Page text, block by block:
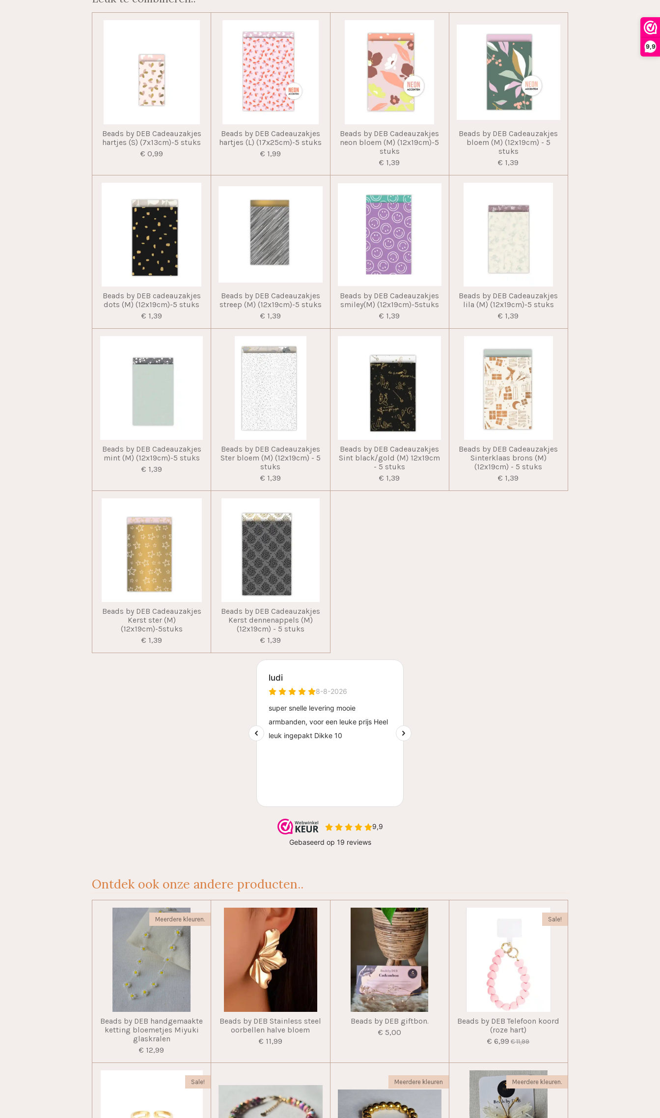
9,9
Beads by DEB Cadeauzakjes
hartjes (S) (7x13cm)-5 stuks
€ 0,99
Beads by DEB Cadeauzakjes
hartjes (L) (17x25cm)-5 stuks
€ 1,99
Beads by DEB Cadeauzakjes
neon bloem (M) (12x19cm)-5
stuks
€ 1,39
Beads by DEB Cadeauzakjes
bloem (M) (12x19cm) - 5
stuks
€ 1,39
Beads by DEB cadeauzakjes
dots (M) (12x19cm)-5 stuks
€ 1,39
Beads by DEB Cadeauzakjes
streep (M) (12x19cm)-5 stuks
€ 1,39
Beads by DEB Cadeauzakjes
smiley(M) (12x19cm)-5stuks
€ 1,39
Beads by DEB Cadeauzakjes
lila (M) (12x19cm)-5 stuks
€ 1,39
Beads by DEB Cadeauzakjes
mint (M) (12x19cm)-5 stuks
€ 1,39
Beads by DEB Cadeauzakjes
Ster bloem (M) (12x19cm) - 5
stuks
€ 1,39
Beads by DEB Cadeauzakjes
Sint black/gold (M) 12x19cm
- 5 stuks
€ 1,39
Beads by DEB Cadeauzakjes
Sinterklaas brons (M)
(12x19cm) - 5 stuks
€ 1,39
Beads by DEB Cadeauzakjes
Kerst ster (M)
(12x19cm)-5stuks
€ 1,39
Beads by DEB Cadeauzakjes
Kerst dennenappels (M)
(12x19cm) - 5 stuks
€ 1,39
Ontdek ook onze andere producten..
Meerdere kleuren.
Beads by DEB handgemaakte
ketting bloemetjes Miyuki
glaskralen
€ 12,99
Beads by DEB Stainless steel
oorbellen halve bloem
€ 11,99
Beads by DEB giftbon.
€ 5,00
Sale!
Beads by DEB Telefoon koord
(roze hart)
€ 6,99 € 11,99
Sale! Meerdere kleuren Meerdere kleuren.